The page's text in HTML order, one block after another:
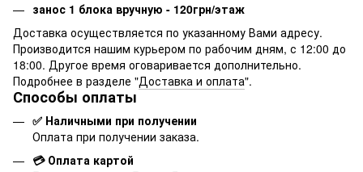
занос 1 блока вручную - 120грн/этаж
Доставка осуществляется по указанному Вами адресу.
Производится нашим курьером по рабочим дням, с 12:00 до
18:00. Другое время оговаривается дополнительно.
Подробнее в разделе "Доставка и оплата".
Способы оплаты
✅ Наличными при получении
Оплата при получении заказа.
💳 Оплата картой